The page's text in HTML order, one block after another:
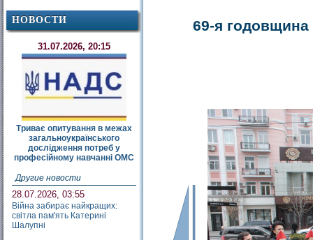
НОВОСТИ
31.07.2026, 20:15
Триває опитування в межах
загальноукраїнського
дослідження потреб у
професійному навчанні ОМС
Другие новости
28.07.2026, 03:55
Війна забирає найкращих:
світла пам'ять Катерині
Шалупні
69-я